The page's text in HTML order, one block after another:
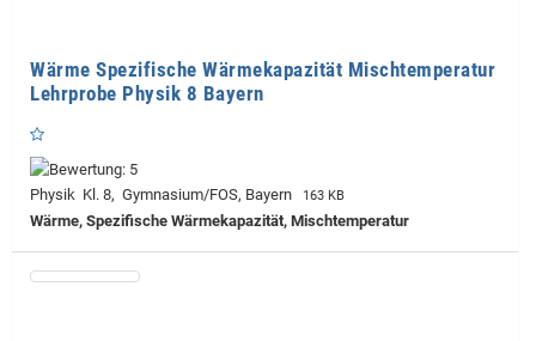
Wärme Spezifische Wärmekapazität Mischtemperatur
Lehrprobe Physik 8 Bayern
Physik Kl. 8, Gymnasium/FOS, Bayern 163 KB
Wärme, Spezifische Wärmekapazität, Mischtemperatur